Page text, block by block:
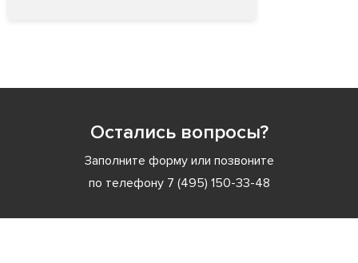
Остались вопросы?
Заполните форму или позвоните
по телефону 7 (495) 150-33-48